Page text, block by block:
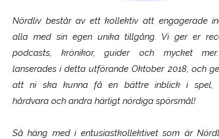
Nördliv består av ett kollektiv att engagerade
alla med sin egen unika tillgång. Vi ger er
podcasts, krönikor, guider och mycket
lanserades i detta utförande Oktober 2018, och
att ni ska kunna få en bättre inblick i spel,
hårdvara och andra härligt nördiga spörsmål!
Så häng med i entusiastkollektivet som är
Logitech G316 X 98